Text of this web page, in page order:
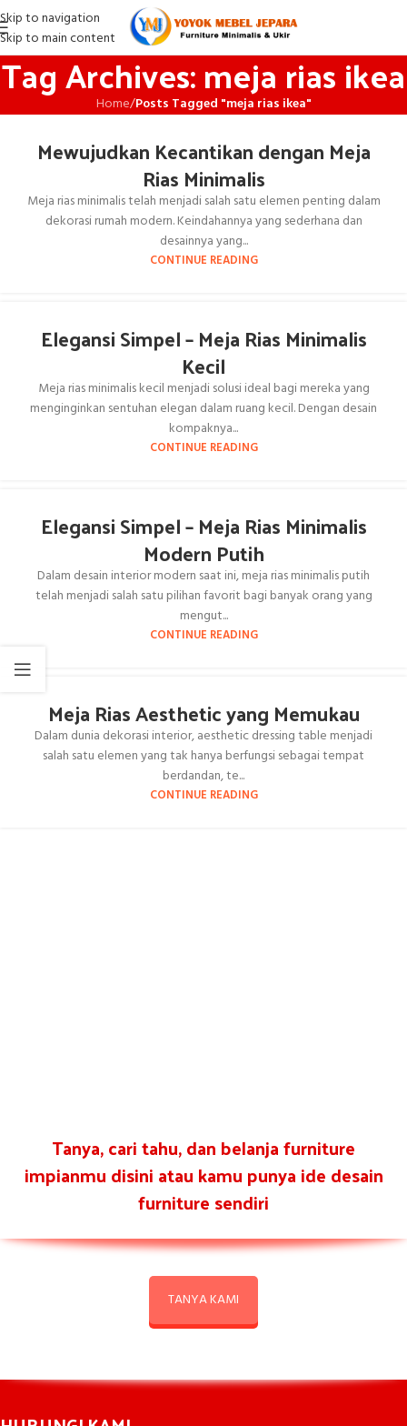
Skip to navigation
Skip to main content
Tag Archives: meja rias ikea
Home/Posts Tagged "meja rias ikea"
Mewujudkan Kecantikan dengan Meja
Rias Minimalis
Meja rias minimalis telah menjadi salah satu elemen penting dalam
dekorasi rumah modern. Keindahannya yang sederhana dan
desainnya yang...
CONTINUE READING
Elegansi Simpel – Meja Rias Minimalis
Kecil
Meja rias minimalis kecil menjadi solusi ideal bagi mereka yang
menginginkan sentuhan elegan dalam ruang kecil. Dengan desain
kompaknya...
CONTINUE READING
Elegansi Simpel – Meja Rias Minimalis
Modern Putih
Dalam desain interior modern saat ini, meja rias minimalis putih
telah menjadi salah satu pilihan favorit bagi banyak orang yang
mengut...
CONTINUE READING
Meja Rias Aesthetic yang Memukau
Dalam dunia dekorasi interior, aesthetic dressing table menjadi
salah satu elemen yang tak hanya berfungsi sebagai tempat
berdandan, te...
CONTINUE READING
Tanya, cari tahu, dan belanja furniture
impianmu disini atau kamu punya ide desain
furniture sendiri
TANYA KAMI